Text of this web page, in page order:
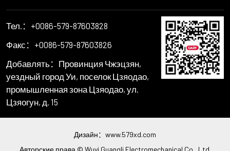
Тел.：+0086-579-87603828
Факс：+0086-579-87603826
Добавлять：Провинция Чжэцзян,
уездный город Уи, поселок Цзяодао,
промышленная зона Цзяодао, ул.
Цзяогун, д. 15
Дизайн： www.579xd.com
Авторские права © Wuyi Guangli Electromechanical Co., Ltd.